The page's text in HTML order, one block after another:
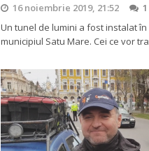
16 noiembrie 2019, 21:52
Un tunel de lumini a fost instalat în
municipiul Satu Mare. Cei ce vor